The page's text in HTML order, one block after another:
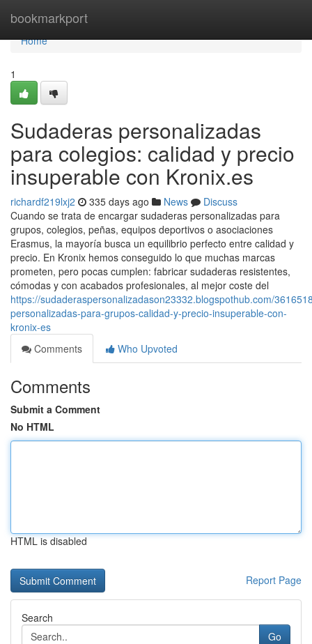
bookmarkport
Home
Home
1
Sudaderas personalizadas
para colegios: calidad y precio
insuperable con Kronix.es
richardf219lxj2 335 days ago News
Discuss
Cuando se trata de encargar sudaderas personalizadas para
grupos, colegios, peñas, equipos deportivos o asociaciones
Erasmus, la mayoría busca un equilibrio perfecto entre calidad y
precio. En Kronix hemos conseguido lo que muchas marcas
prometen, pero pocas cumplen: fabricar sudaderas resistentes,
cómodas y con acabados profesionales, al mejor coste del
https://sudaderaspersonalizadason23332.blogspothub.com/
personalizadas-para-grupos-calidad-y-precio-insuperable-con-
kronix-es
Comments
Who Upvoted
Comments
Submit a Comment
No HTML
HTML is disabled
Report Page
Search
Go